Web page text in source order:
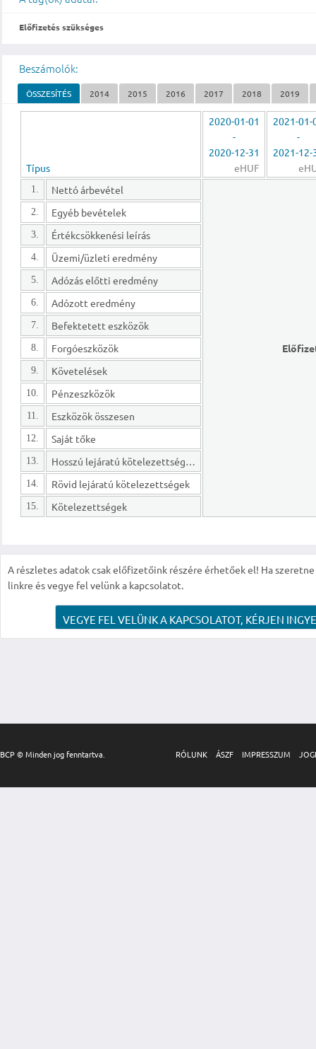
Előfizetés szükséges
Beszámolók:
ÖSSZESÍTÉS 2014 2015 2016 2017 2018 2019
Típus
2020-01-01
-
2020-12-31
eHUF
2021-01-
-
2021-12-
1. Nettó árbevétel
2. Egyéb bevételek
3. Értékcsökkenési leírás
4. Üzemi/üzleti eredmény
5. Adózás előtti eredmény
6. Adózott eredmény
7. Befektetett eszközök
8. Forgóeszközök
9. Követelések
10. Pénzeszközök
11. Eszközök összesen
12. Saját tőke
13. Hosszú lejáratú kötelezettségek
14. Rövid lejáratú kötelezettségek
15. Kötelezettségek
A részletes adatok csak előfizetőink részére érhetőek el! Ha
linkre és vegye fel velünk a kapcsolatot.
VEGYE FEL VELÜNK A KAPCSOLATOT, KÉRJEN
BCP © Minden jog fenntartva. RÓLUNK ÁSZF IMPRESSZUM